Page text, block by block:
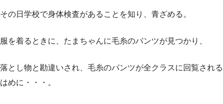
その日学校で身体検査があることを知り、青ざめる。
服を着るときに、たまちゃんに毛糸のパンツが見つかり、
落とし物と勘違いされ、毛糸のパンツが全クラスに回覧される
はめに・・・。